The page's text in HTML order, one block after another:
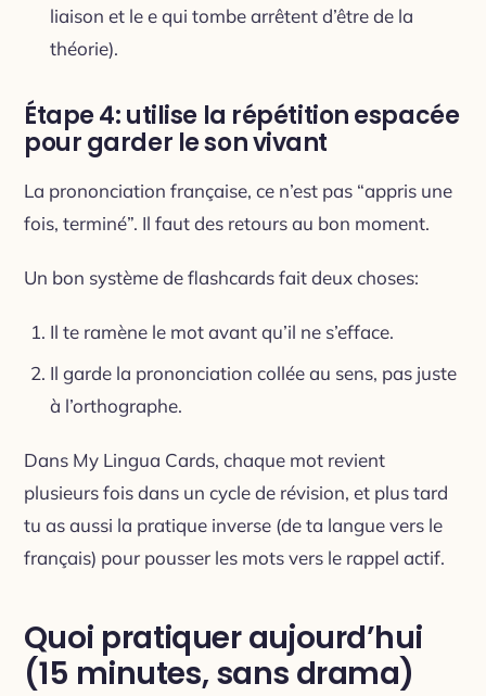
liaison et le e qui tombe arrêtent d’être de la
théorie).
Étape 4: utilise la répétition espacée
pour garder le son vivant
La prononciation française, ce n’est pas “appris une
fois, terminé”. Il faut des retours au bon moment.
Un bon système de flashcards fait deux choses:
Il te ramène le mot avant qu’il ne s’efface.
Il garde la prononciation collée au sens, pas juste
à l’orthographe.
Dans My Lingua Cards, chaque mot revient
plusieurs fois dans un cycle de révision, et plus tard
tu as aussi la pratique inverse (de ta langue vers le
français) pour pousser les mots vers le rappel actif.
Quoi pratiquer aujourd’hui
(15 minutes, sans drama)